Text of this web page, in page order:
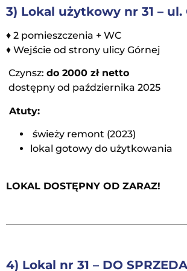
3) Lokal użytkowy nr 31 – ul.
♦ 2 pomieszczenia + WC
♦ Wejście od strony ulicy Górnej
Czynsz: do 2000 zł netto
dostępny od października 2025
Atuty:
świeży remont (2023)
lokal gotowy do użytkowania
LOKAL DOSTĘPNY OD ZARAZ!
4) Lokal nr 31 – DO